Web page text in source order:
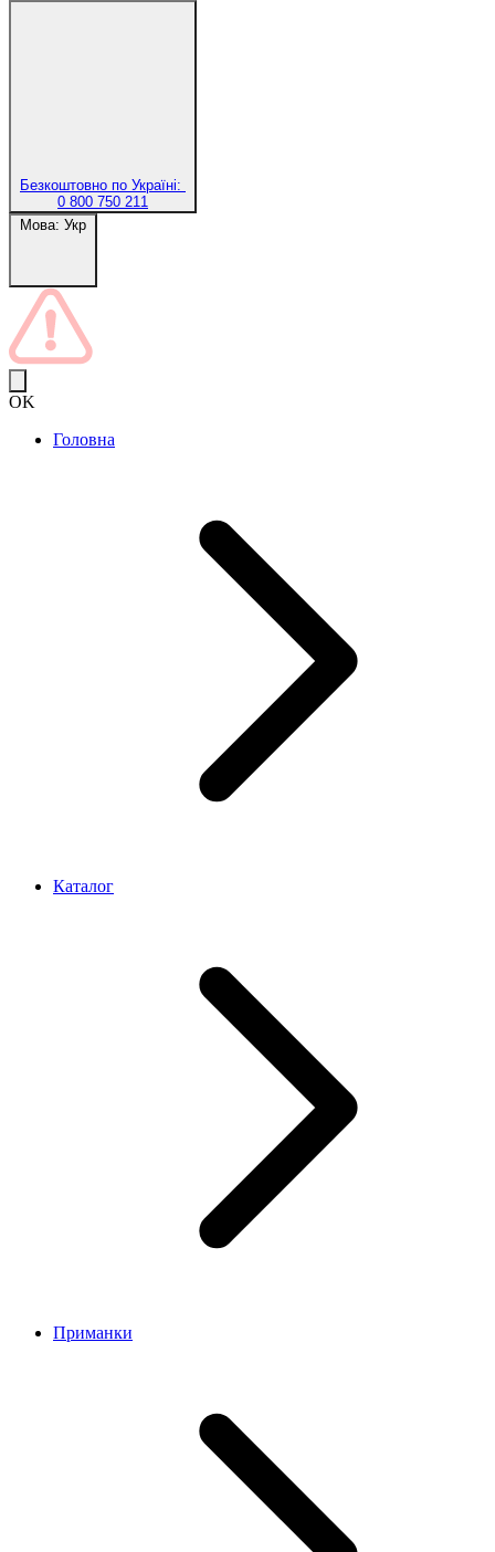
Безкоштовно по Україні:
0 800 750 211
Мова: Укр
OK
Головна
Каталог
Приманки